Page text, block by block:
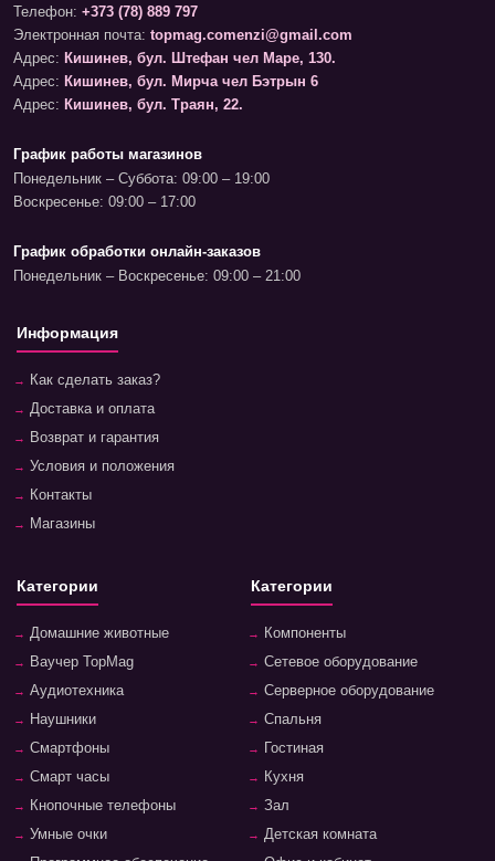
Телефон: +373 (78) 889 797
Электронная почта: topmag.comenzi@gmail.com
Адрес: Кишинев, бул. Штефан чел Маре, 130.
Адрес: Кишинев, бул. Мирча чел Бэтрын 6
Адрес: Кишинев, бул. Траян, 22.
График работы магазинов
Понедельник – Суббота: 09:00 – 19:00
Воскресенье: 09:00 – 17:00
График обработки онлайн-заказов
Понедельник – Воскресенье: 09:00 – 21:00
Информация
Как сделать заказ?
Доставка и оплата
Возврат и гарантия
Условия и положения
Контакты
Магазины
Категории
Домашние животные
Ваучер TopMag
Аудиотехника
Наушники
Смартфоны
Смарт часы
Кнопочные телефоны
Умные очки
Категории
Компоненты
Сетевое оборудование
Серверное оборудование
Спальня
Гостиная
Кухня
Зал
Детская комната